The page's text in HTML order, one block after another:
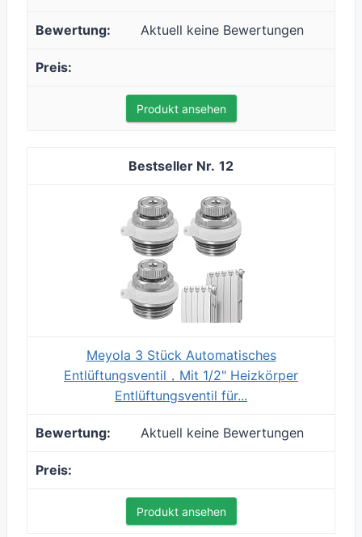
Aktuell keine Bewertungen
Produkt ansehen
12
Meyola 3 Stück Automatisches
Entlüftungsventil，Mit 1/2" Heizkörper
Entlüftungsventil für...
Aktuell keine Bewertungen
Produkt ansehen